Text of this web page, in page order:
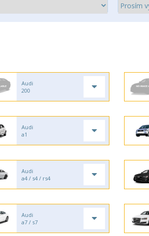
Audi
200
Audi
a1
Audi
a4 / s4 / rs4
Audi
a7 / s7